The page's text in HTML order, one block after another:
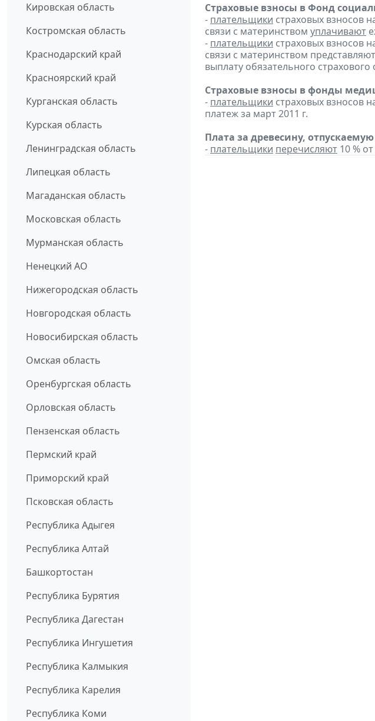
Кировская область
Костромская область
Краснодарский край
Красноярский край
Курганская область
Курская область
Ленинградская область
Липецкая область
Магаданская область
Московская область
Мурманская область
Ненецкий АО
Нижегородская область
Новгородская область
Новосибирская область
Омская область
Оренбургская область
Орловская область
Пензенская область
Пермский край
Приморский край
Псковская область
Республика Адыгея
Республика Алтай
Башкортостан
Республика Бурятия
Республика Дагестан
Республика Ингушетия
Республика Калмыкия
Республика Карелия
Республика Коми
Страховые взносы в Фонд
- плательщики страховых взносов
связи с материнством уплачивают
- плательщики страховых взносов
связи с материнством представляют
выплату обязательного
Страховые взносы в фонды
- плательщики страховых взносов
платеж за март 2011 г.
Плата за древесину,
- плательщики перечисляют 10 %